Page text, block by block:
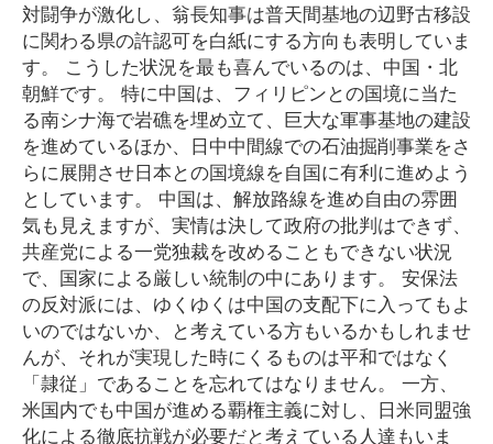
対闘争が激化し、翁長知事は普天間基地の辺野古移設
に関わる県の許認可を白紙にする方向も表明していま
す。 こうした状況を最も喜んでいるのは、中国・北
朝鮮です。 特に中国は、フィリピンとの国境に当た
る南シナ海で岩礁を埋め立て、巨大な軍事基地の建設
を進めているほか、日中中間線での石油掘削事業をさ
らに展開させ日本との国境線を自国に有利に進めよう
としています。 中国は、解放路線を進め自由の雰囲
気も見えますが、実情は決して政府の批判はできず、
共産党による一党独裁を改めることもできない状況
で、国家による厳しい統制の中にあります。 安保法
の反対派には、ゆくゆくは中国の支配下に入ってもよ
いのではないか、と考えている方もいるかもしれませ
んが、それが実現した時にくるものは平和ではなく
「隷従」であることを忘れてはなりません。 一方、
米国内でも中国が進める覇権主義に対し、日米同盟強
化による徹底抗戦が必要だと考えている人達もいま